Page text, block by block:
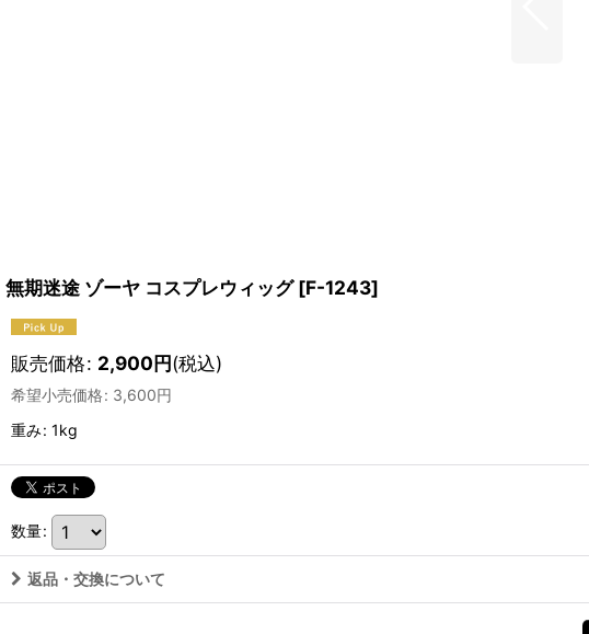
無期迷途 ゾーヤ コスプレウィッグ [F-1243]
販売価格: 2,900円(税込)
希望小売価格: 3,600円
重み: 1kg
数量:
返品・交換について